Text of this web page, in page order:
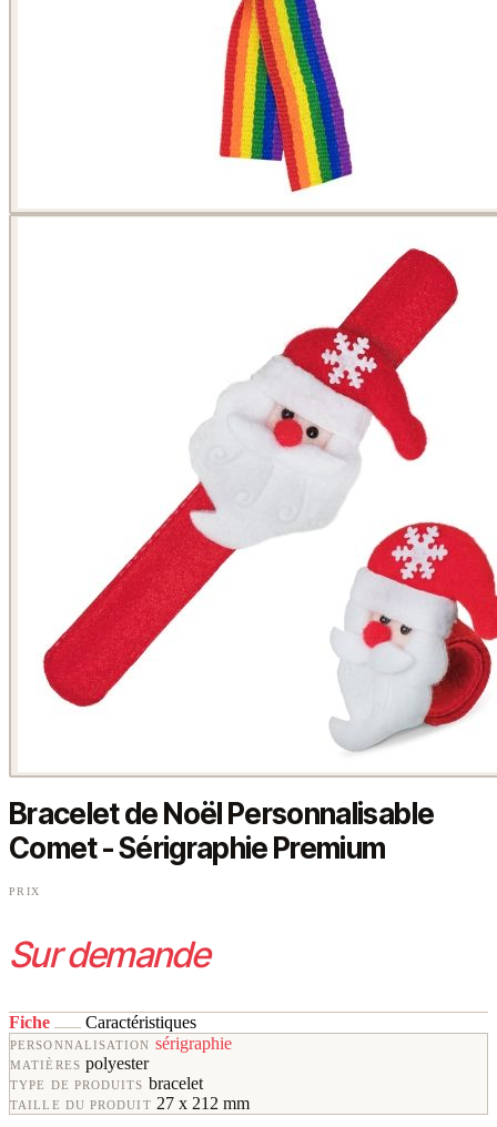
Bracelet de Noël Personnalisable
Comet - Sérigraphie Premium
PRIX
Sur demande
Fiche Caractéristiques
PERSONNALISATION sérigraphie
MATIÈRES polyester
TYPE DE PRODUITS bracelet
TAILLE DU PRODUIT 27 x 212 mm